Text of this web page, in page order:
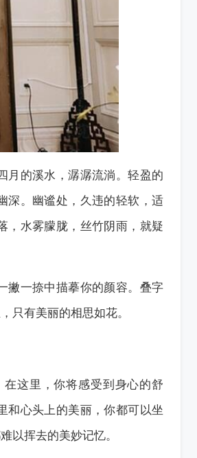
月的溪水，潺潺流淌。轻盈的
深。幽谧处，久违的轻软，适
，水雾朦胧，丝竹阴雨，就疑
撇一捺中描摹你的颜容。叠字
只有美丽的相思如花。
这里，你将感受到身心的舒
和心头上的美丽，你都可以坐
以挥去的美妙记忆。